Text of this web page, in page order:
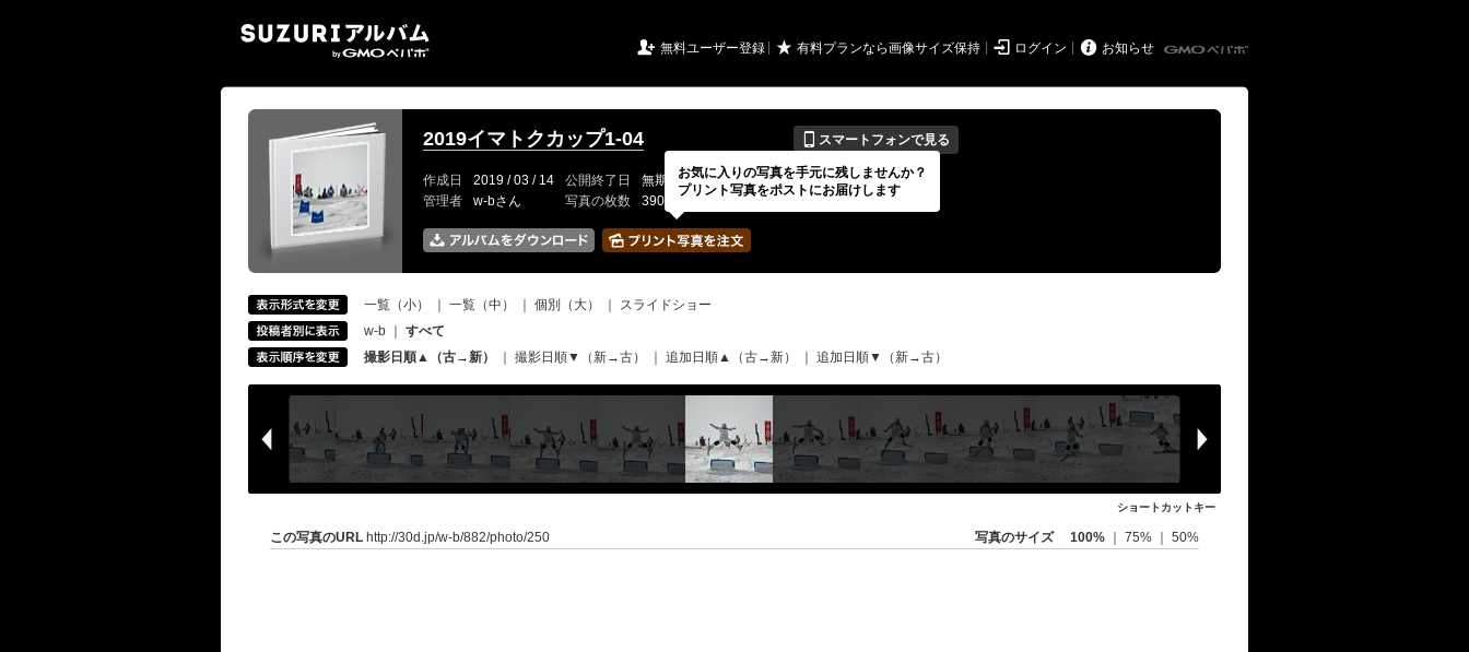
 無料ユーザー登録 ★ 有料プランなら画像サイズ保持  ログイン  お知らせ
2019イマトクカップ1-04 📱 スマートフォンで見る
作成日 2019 / 03 / 14 公開終了日 無期限 イベントの期間
---
管理者
w-bさん 写真の枚数 390 / 2000枚
一覧（小） 一覧（中） 個別（大）
スライドショー
w-b
すべて
撮影日順▲（古→新）
撮影日順▼（新→古） 追加日順▲（古→新） 追加日順▼（新→古）
ショートカットキー
この写真のURL http://30d.jp/w-b/882/photo/250 写真のサイズ 100% 75% 50%
お気に入りの写真を手元に残しませんか？
プリント写真をポストにお届けします